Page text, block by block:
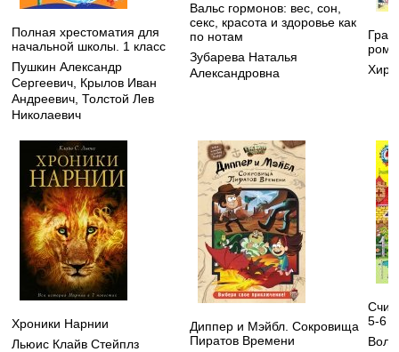
Полная хрестоматия для
начальной школы. 1 класс
Пушкин Александр
Сергеевич Крылов Иван
Андреевич Толстой Лев
Николаевич
Вальс гормонов: вес, сон,
секс, красота и здоровье как
по нотам
Зубарева Наталья
Александровна
Хроники Нарнии
Льюис Клайв Стейплз
Диппер и Мэйбл. Сокровища
Пиратов Времени
5-6